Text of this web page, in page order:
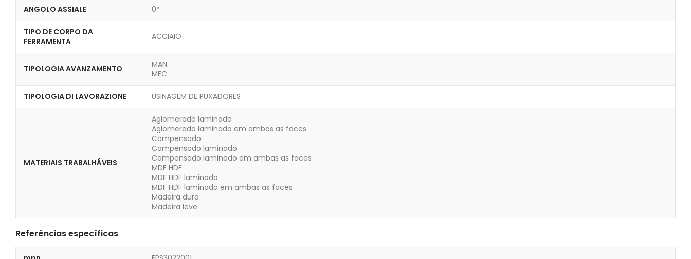
ANGOLO ASSIALE 0°
TIPO DE CORPO DA
FERRAMENTA
ACCIAIO
TIPOLOGIA AVANZAMENTO
MAN
MEC
TIPOLOGIA DI LAVORAZIONE USINAGEM DE PUXADORES
MATERIAIS TRABALHÁVEIS
Aglomerado laminado
Aglomerado laminado em ambas as faces
Compensado
Compensado laminado
Compensado laminado em ambas as faces
MDF HDF
MDF HDF laminado
MDF HDF laminado em ambas as faces
Madeira dura
Madeira leve
Referências específicas